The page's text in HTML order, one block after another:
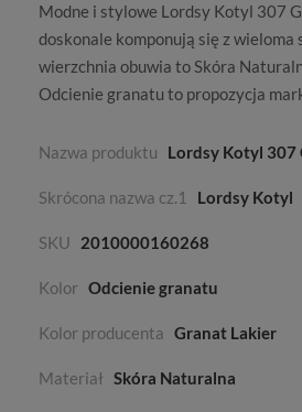
Modne i stylowe Lordsy Kotyl 307
doskonale komponują się z wieloma
wierzchnia obuwia toSkóra
Odcienie granatu to propozycja
Nazwa produktu Lordsy Kotyl 307
Skrócona nazwa cz.1 Lordsy Kotyl
SKU 2010000160268
Kolor Odcienie granatu
Kolor producenta Granat Lakier
Materiał Skóra Naturalna